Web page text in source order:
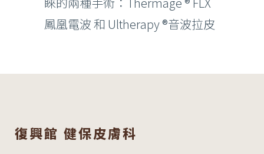
鳳凰電波 和 Ultherapy ®音波拉皮
復興館 健保皮膚科